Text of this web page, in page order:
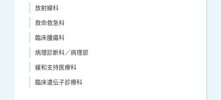
放射線科
救命救急科
臨床腫瘍科
病理診断科／病理部
緩和支持医療科
臨床遺伝子診療科